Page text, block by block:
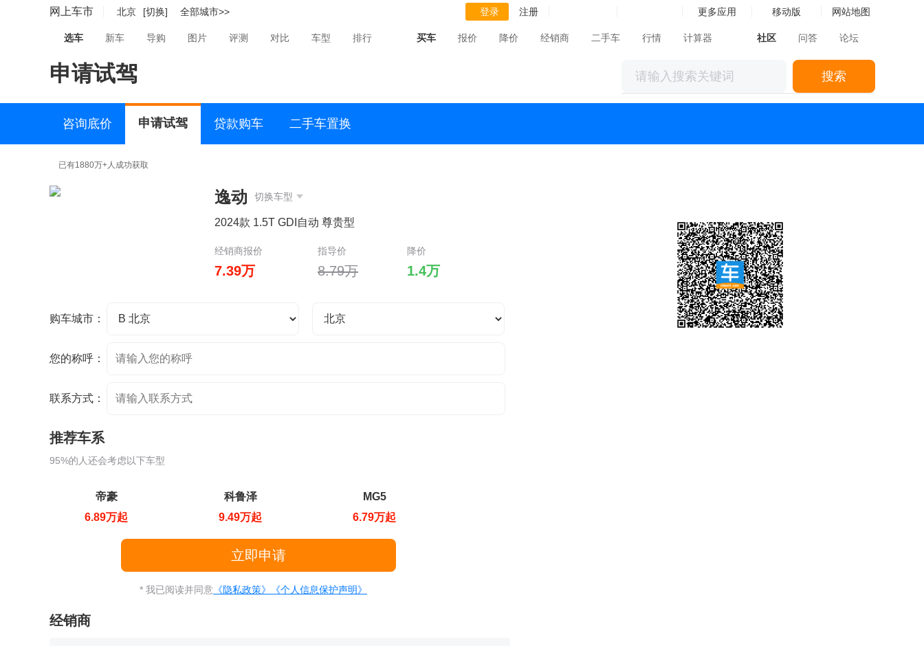
网上车市 北京 [切换] 全部城市>> 登录 注册 更多应用 移动版 网站地图
选车 新车 导购 图片 评测 对比 车型 排行 买车 报价 降价 经销商 二手车 行情 计算器 社区 问答 论坛
申请试驾 搜索
咨询底价 申请试驾 贷款购车 二手车置换
已有1880万+人成功获取
逸动 切换车型
2024款 1.5T GDI自动 尊贵型
经销商报价 指导价 降价
7.39万 8.79万 1.4万
购车城市：
您的称呼：
联系方式：
推荐车系
95%的人还会考虑以下车型
帝豪
6.89万起
科鲁泽
9.49万起
MG5
6.79万起
* 我已阅读并同意 《隐私政策》 《个人信息保护声明》
经销商